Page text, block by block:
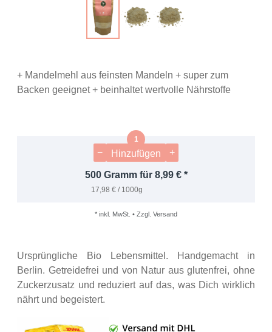
+ Mandelmehl aus feinsten Mandeln + super zum
Backen geeignet + beinhaltet wertvolle Nährstoffe
500 Gramm für 8,99 € *
17,98 € / 1000g
− Hinzufügen +
* inkl. MwSt. • Zzgl. Versand
Ursprüngliche Bio Lebensmittel. Handgemacht in
Berlin. Getreidefrei und von Natur aus glutenfrei, ohne
Zuckerzusatz und reduziert auf das, was Dich wirklich
nährt und begeistert.